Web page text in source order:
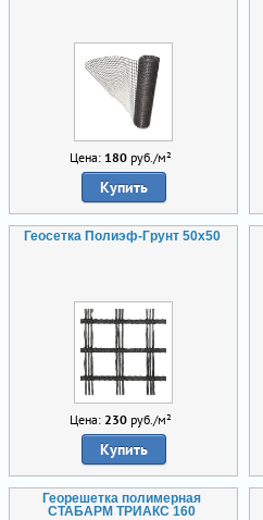
Цена: 180 руб./м²
Купить
Геосетка Полиэф-Грунт 50х50
Цена: 230 руб./м²
Купить
Георешетка полимерная
СТАБАРМ ТРИАКС 160